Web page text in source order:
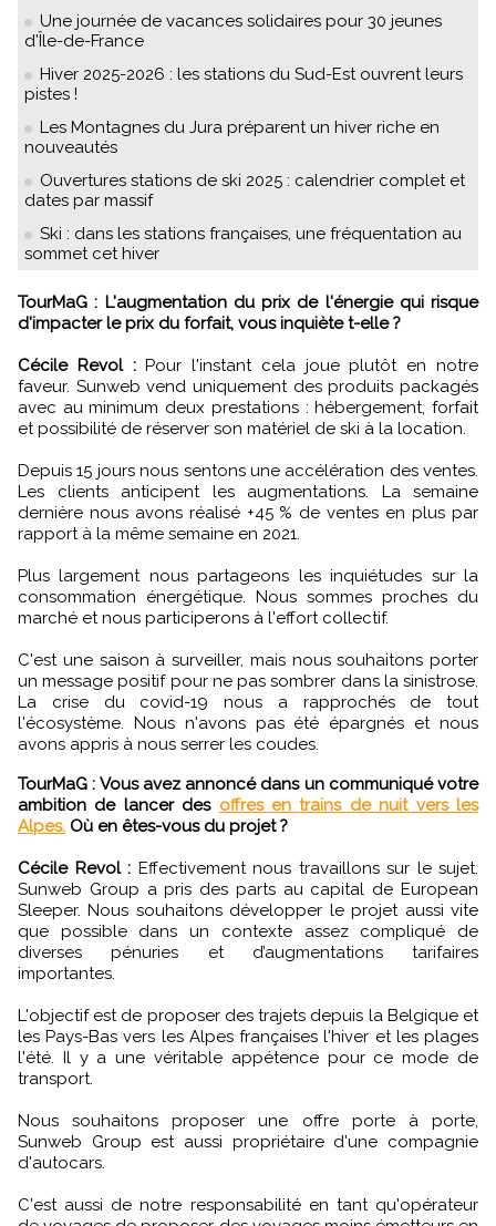
Une journée de vacances solidaires pour 30 jeunes
d'Île-de-France
Hiver 2025-2026 : les stations du Sud-Est ouvrent leurs
pistes !
Les Montagnes du Jura préparent un hiver riche en
nouveautés
Ouvertures stations de ski 2025 : calendrier complet et
dates par massif
Ski : dans les stations françaises, une fréquentation au
sommet cet hiver
TourMaG : L'augmentation du prix de l'énergie qui risque
d'impacter le prix du forfait, vous inquiète t-elle ?
Cécile Revol :Pour l'instant cela joue plutôt en notre
faveur. Sunweb vend uniquement des produits packagés
avec au minimum deux prestations : hébergement, forfait
et possibilité de réserver son matériel de ski à la location.
Depuis 15 jours nous sentons une accélération des ventes.
Les clients anticipent les augmentations. La semaine
dernière nous avons réalisé +45 % de ventes en plus par
rapport à la même semaine en 2021.
Plus largement nous partageons les inquiétudes sur la
consommation énergétique. Nous sommes proches du
marché et nous participerons à l'effort collectif.
C'est une saison à surveiller, mais nous souhaitons porter
un message positif pour ne pas sombrer dans la sinistrose.
La crise du covid-19 nous a rapprochés de tout
l'écosystème. Nous n'avons pas été épargnés et nous
avons appris à nous serrer les coudes.
TourMaG : Vous avez annoncé dans un communiqué votre
ambition de lancer des offres en trains de nuit vers les
Alpes. Où en êtes-vous du projet ?
Cécile Revol : Effectivement nous travaillons sur le sujet.
Sunweb Group a pris des parts au capital de European
Sleeper. Nous souhaitons développer le projet aussi vite
que possible dans un contexte assez compliqué de
diverses pénuries et d’augmentations tarifaires
importantes.
L'objectif est de proposer des trajets depuis la Belgique et
les Pays-Bas vers les Alpes françaises l'hiver et les plages
l'été. Il y a une véritable appétence pour ce mode de
transport.
Nous souhaitons proposer une offre porte à porte,
Sunweb Group est aussi propriétaire d'une compagnie
d'autocars.
C'est aussi de notre responsabilité en tant qu'opérateur